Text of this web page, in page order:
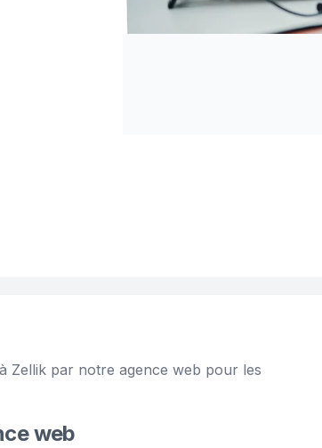
Zellik par notre agence web pour les
web